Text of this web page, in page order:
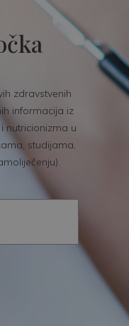
zdravstvenih
informacija iz
nutricionizma u
studijama,